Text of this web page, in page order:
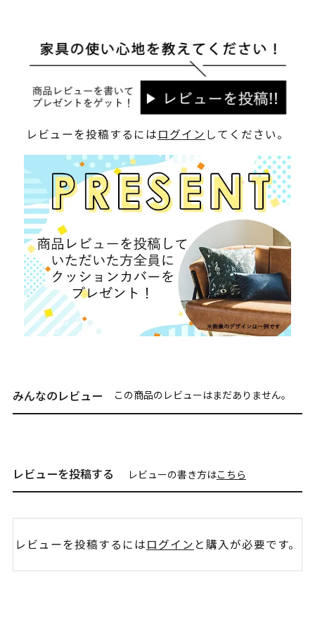
レビューを投稿するにはログイン してください。
みんなのレビュー この商品のレビューはまだありません。
レビューを投稿する レビューの書き方はこちら
レビューを投稿するにはログイン と購入が必要です。